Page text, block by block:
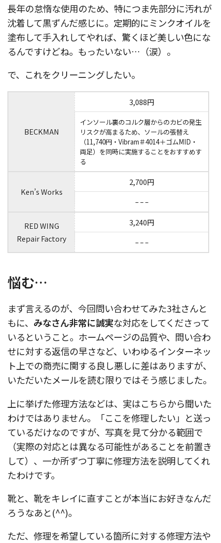
長年の怠惰な使用のため、特につま先部分に汚れが
沈着して黒ずんだ感じに。定期的にミンクオイルを
塗布して手入れしてやれば、驚くほど美しい色にな
るんですけどね。もったいない…（涙）。
で、これをクリーニングしたい。
BECKMAN
3,088円
インソール裏のコルク層からのカビの発生
リスクが高まるため、ソールの張替え
（11,740円・Vibram＃4014＋ゴムMID・
両足）を同時に実施することをおすすめす
る
Ken’s Works
2,700円
– – –
RED WING
Repair Factory
3,240円
– – –
悩む…
まず言えるのが、今回問い合わせてみた3社さんと
もに、 みなさん非常に誠実な対応をしてくださって
いるということ。ホームページの品質や、問い合わ
せに対する返信の早さなど、いわゆるインターネッ
ト上での商売に関する良し悪しに差はありますが、
いただいたメールを読む限りではそう感じました。
上に挙げた修理方法などは、実はこちらから聞いた
わけではありません。「ここを修理したい」と送っ
ているだけなのですが、写真を見て分かる範囲で
（実際の対応とは異なる可能性があることを前置き
して）、一か所ずつ丁寧に修理方法を説明してくれ
たわけです。
靴と、靴をキレイに直すことが本当にお好きなんだ
ろうなあと(^^)。
ただ、修理を希望している箇所に対する修理方法や